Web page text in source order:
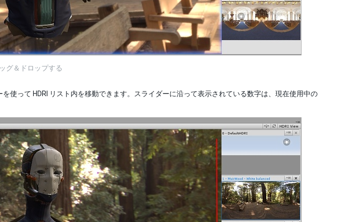
グ＆ドロップする
を使って HDRI リスト内を移動できます。スライダーに沿って表示されている数字は、現在使用中の